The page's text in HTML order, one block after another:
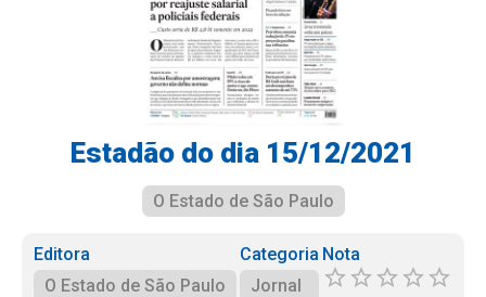
Estadão do dia 15/12/2021
O Estado de São Paulo
Editora
O Estado de São Paulo
Categoria
Jornal
Nota